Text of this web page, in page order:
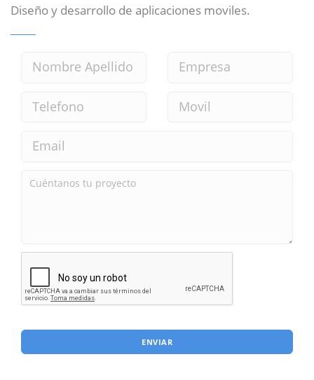
Diseño y desarrollo de aplicaciones moviles.
ENVIAR